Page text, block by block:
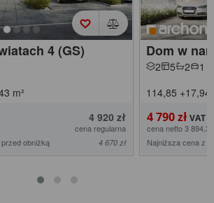
4 (GS)
m²
4 920 zł
cena regularna
obniżką
4 670 zł
Dom w
2 5 2
1
114,85 +17,94
4 790 zł
cena netto 3
Najniższa cena z